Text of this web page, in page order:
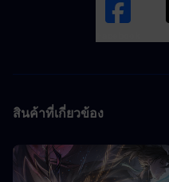
สินค้าที่เกี่ยวข้อง